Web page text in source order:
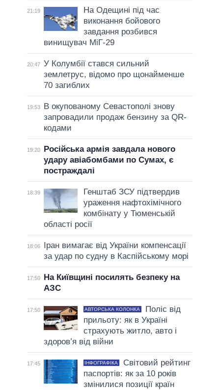
21:19
На Одещині під час
виконання бойового
завдання розбився
винищувач МіГ-29
20:47 У Колумбії стався сильний
землетрус, відомо про щонайменше
70 загиблих
19:53
В окупованому Севастополі знову
запровадили продаж бензину за QR-
кодами
19:20
Російська армія завдала нового
удару авіабомбами по Сумах, є
постраждалі
18:39
Генштаб ЗСУ підтвердив
ураження нафтохімічного
комбінату у Тюменській
області росії
18:06
Іран вимагає від України компенсації
за удар по судну в Каспійському морі
17:50
На Київщині посилять безпеку на
АЗС
17:50 АВТОРСЬКА КОЛОНКА
Поліс від
прильоту: як в Україні
страхують житло, авто і
здоров’я від війни
17:45 ІНФОГРАФІКА
Світовий рейтинг
паспортів: як за 10 років
змінилися позиції країн